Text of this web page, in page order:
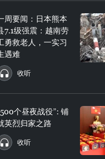
周要闻：日本熊本
7.1级强震：越南劳
勇救老人，一实习
遇难
收听
个昼夜战役”: 铺
英烈归家之路
收听